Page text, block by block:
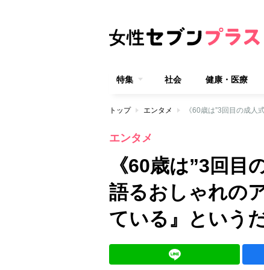
特集 社会 健康・医療
トップ エンタメ
エンタメ
《60歳は”3回目
語るおしゃれの
ている』という